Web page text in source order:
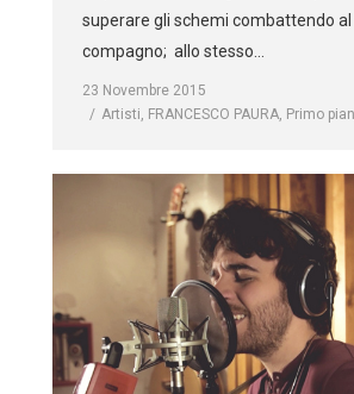
superare gli schemi combattendo al
compagno; allo stesso…
23 Novembre 2015
Artisti, FRANCESCO PAURA, Primo